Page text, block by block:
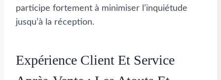
participe fortement à minimiser l’inquiétude
jusqu’à la réception.
Expérience Client Et Service